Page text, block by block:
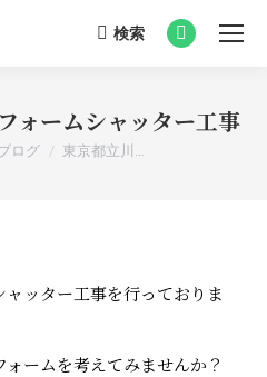
Search:
検索
Facebook
in
ォームシャッター工事
ログ 東京都立川…
ッター工事を行っておりま
ームを考えてみませんか？